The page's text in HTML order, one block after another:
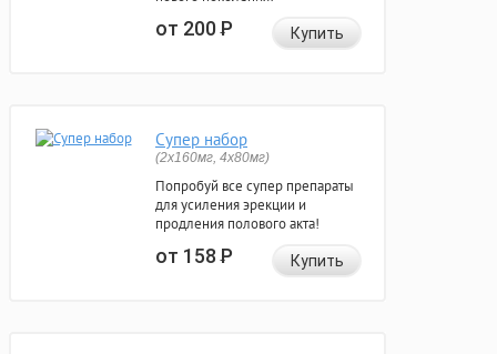
от 200Р Купить
Супер набор
(2х160мг, 4х80мг)
Попробуй все супер препараты
для усиления эрекции и
продления полового акта!
от 158Р Купить